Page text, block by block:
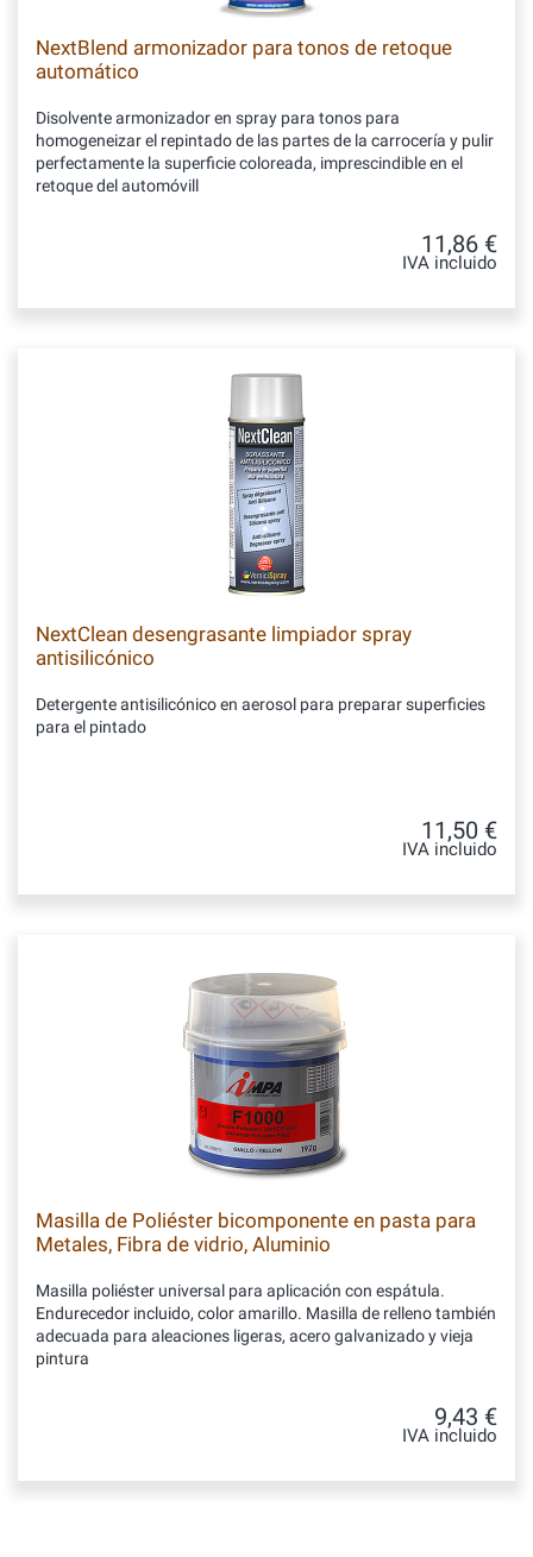
NextBlend armonizador para tonos de retoque
automático
Disolvente armonizador en spray para tonos para
homogeneizar el repintado de las partes de la carrocería y pulir
perfectamente la superficie coloreada, imprescindible en el
retoque del automóvill
11,86 €
IVA incluido
NextClean desengrasante limpiador spray
antisilicónico
Detergente antisilicónico en aerosol para preparar superficies
para el pintado
11,50 €
IVA incluido
Masilla de Poliéster bicomponente en pasta para
Metales, Fibra de vidrio, Aluminio
Masilla poliéster universal para aplicación con espátula.
Endurecedor incluido, color amarillo. Masilla de relleno también
adecuada para aleaciones ligeras, acero galvanizado y vieja
pintura
9,43 €
IVA incluido